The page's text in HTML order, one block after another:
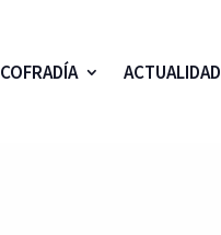
COFRADÍA ACTUALIDAD